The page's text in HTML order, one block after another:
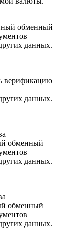
обменный
данных.
верификацию
данных.
обменный
данных.
обменный
данных.